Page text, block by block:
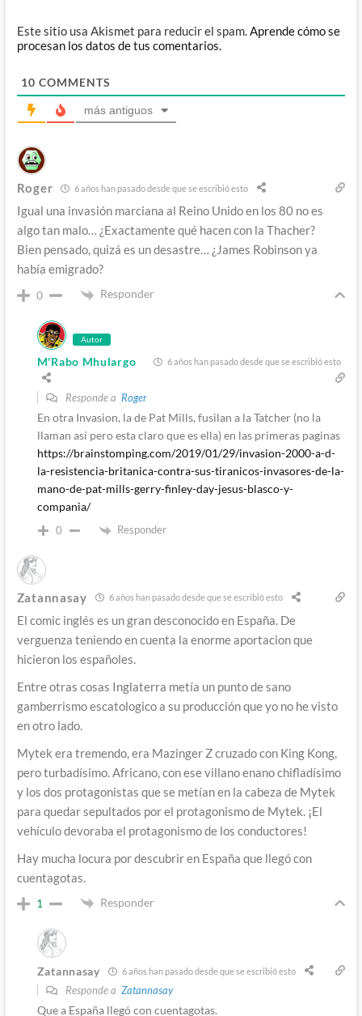
Este sitio usa Akismet para reducir el spam.Aprende cómo se
procesan los datos de tus comentarios.
10 COMMENTS
más antiguos
Roger 6 años han pasado desde que se escribió esto
Igual una invasión marciana al Reino Unido en los 80 no es
algo tan malo… ¿Exactamente qué hacen con la Thacher?
Bien pensado, quizá es un desastre… ¿James Robinson ya
había emigrado?
0 Responder
Autor
M'Rabo Mhulargo 6 años han pasado desde que se escribió esto
Responde a Roger
En otra Invasion, la de Pat Mills, fusilan a la Tatcher (no la
llaman asi pero esta claro que es ella) en las primeras paginas
https://brainstomping.com/2019/01/29/invasion-2000-a-d-
la-resistencia-britanica-contra-sus-tiranicos-invasores-de-la-
mano-de-pat-mills-gerry-finley-day-jesus-blasco-y-
compania/
0 Responder
Zatannasay 6 años han pasado desde que se escribió esto
El comic inglés es un gran desconocido en España. De
verguenza teniendo en cuenta la enorme aportacion que
hicieron los españoles.
Entre otras cosas Inglaterra metía un punto de sano
gamberrismo escatologico a su producción que yo no he visto
en otro lado.
Mytek era tremendo, era Mazinger Z cruzado con King Kong,
pero turbadísimo. Africano, con ese villano enano chifladísimo
y los dos protagonistas que se metían en la cabeza de Mytek
para quedar sepultados por el protagonismo de Mytek. ¡El
vehículo devoraba el protagonismo de los conductores!
Hay mucha locura por descubrir en España que llegó con
cuentagotas.
1 Responder
Zatannasay 6 años han pasado desde que se escribió esto
Responde a Zatannasay
Que a España llegó con cuentagotas.